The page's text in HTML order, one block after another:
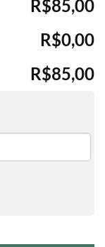
R$85,00
R$0,00
R$85,00